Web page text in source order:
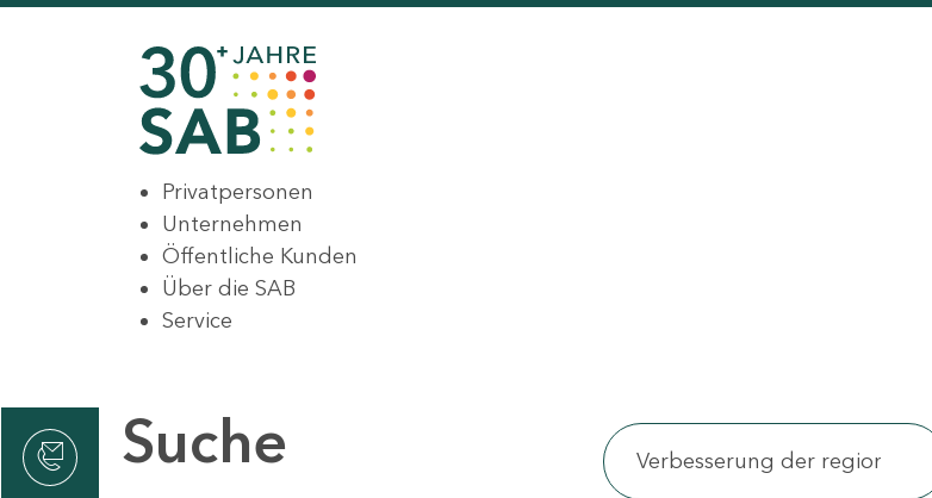
Privatpersonen
Unternehmen
Öffentliche Kunden
Über die SAB
Service
Suche